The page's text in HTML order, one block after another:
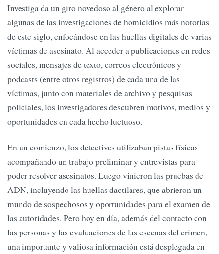
Investiga da un giro novedoso al género al explorar
algunas de las investigaciones de homicidios más notorias
de este siglo, enfocándose en las huellas digitales de varias
víctimas de asesinato. Al acceder a publicaciones en redes
sociales, mensajes de texto, correos electrónicos y
podcasts (entre otros registros) de cada una de las
víctimas, junto con materiales de archivo y pesquisas
policiales, los investigadores descubren motivos, medios y
oportunidades en cada hecho luctuoso.
En un comienzo, los detectives utilizaban pistas físicas
acompañando un trabajo preliminar y entrevistas para
poder resolver asesinatos. Luego vinieron las pruebas de
ADN, incluyendo las huellas dactilares, que abrieron un
mundo de sospechosos y oportunidades para el examen de
las autoridades. Pero hoy en día, además del contacto con
las personas y las evaluaciones de las escenas del crimen,
una importante y valiosa información está desplegada en